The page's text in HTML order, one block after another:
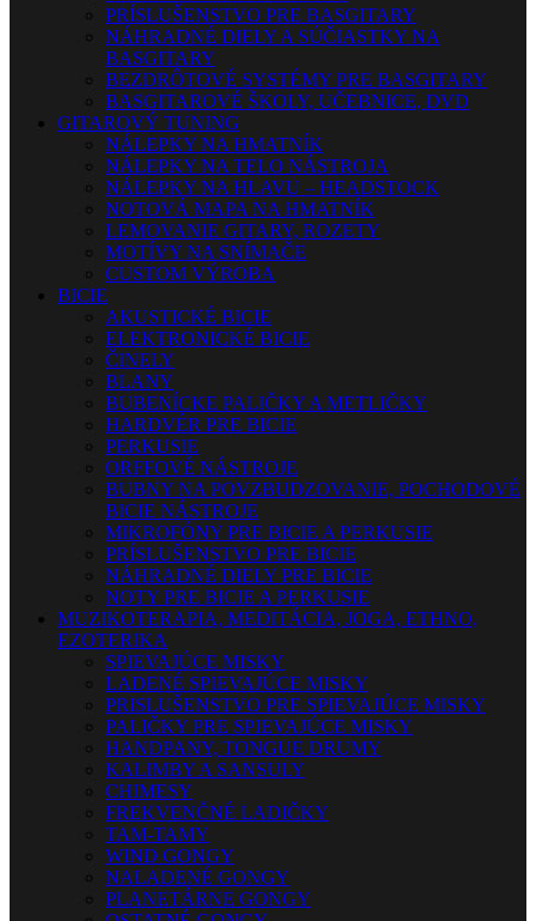
PRÍSLUŠENSTVO PRE BASGITARY
NÁHRADNÉ DIELY A SÚČIASTKY NA
BASGITARY
BEZDRÔTOVÉ SYSTÉMY PRE BASGITARY
BASGITAROVÉ ŠKOLY, UČEBNICE, DVD
GITAROVÝ TUNING
NÁLEPKY NA HMATNÍK
NÁLEPKY NA TELO NÁSTROJA
NÁLEPKY NA HLAVU – HEADSTOCK
NOTOVÁ MAPA NA HMATNÍK
LEMOVANIE GITARY, ROZETY
MOTÍVY NA SNÍMAČE
CUSTOM VÝROBA
BICIE
AKUSTICKÉ BICIE
ELEKTRONICKÉ BICIE
ČINELY
BLANY
BUBENÍCKE PALIČKY A METLIČKY
HARDVÉR PRE BICIE
PERKUSIE
ORFFOVÉ NÁSTROJE
BUBNY NA POVZBUDZOVANIE, POCHODOVÉ
BICIE NÁSTROJE
MIKROFÓNY PRE BICIE A PERKUSIE
PRÍSLUŠENSTVO PRE BICIE
NÁHRADNÉ DIELY PRE BICIE
NOTY PRE BICIE A PERKUSIE
MUZIKOTERAPIA, MEDITÁCIA, JOGA, ETHNO,
EZOTERIKA
SPIEVAJÚCE MISKY
LADENÉ SPIEVAJÚCE MISKY
PRISLUŠENSTVO PRE SPIEVAJÚCE MISKY
PALIČKY PRE SPIEVAJÚCE MISKY
HANDPANY, TONGUE DRUMY
KALIMBY A SANSULY
CHIMESY
FREKVENČNÉ LADIČKY
TAM-TAMY
WIND GONGY
NALADENÉ GONGY
PLANETÁRNE GONGY